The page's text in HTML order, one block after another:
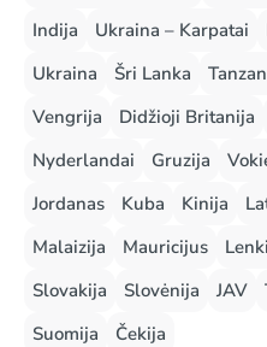
Indija
Ukraina – Karpatai
Ukraina
Šri Lanka
Vengrija
Didžioji Britanija
Nyderlandai
Gruzija
Jordanas
Kuba Kinija
Malaizija
Mauricijus
Slovakija
Slovėnija JAV
Suomija
Čekija